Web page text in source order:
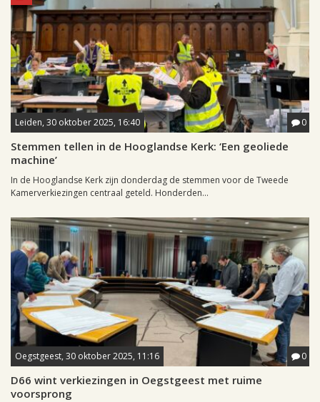
Leiden, 30 oktober 2025, 16:40 0
Stemmen tellen in de Hooglandse Kerk: ‘Een geoliede
machine’
In de Hooglandse Kerk zijn donderdag de stemmen voor de Tweede
Kamerverkiezingen centraal geteld. Honderden...
Oegstgeest, 30 oktober 2025, 11:16 0
D66 wint verkiezingen in Oegstgeest met ruime
voorsprong